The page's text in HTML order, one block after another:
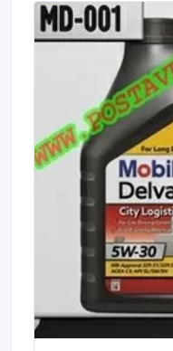
европейского, российского, американского,
корейского и